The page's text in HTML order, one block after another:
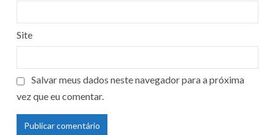
Site
Salvar meus dados neste navegador para a próxima
vez que eu comentar.